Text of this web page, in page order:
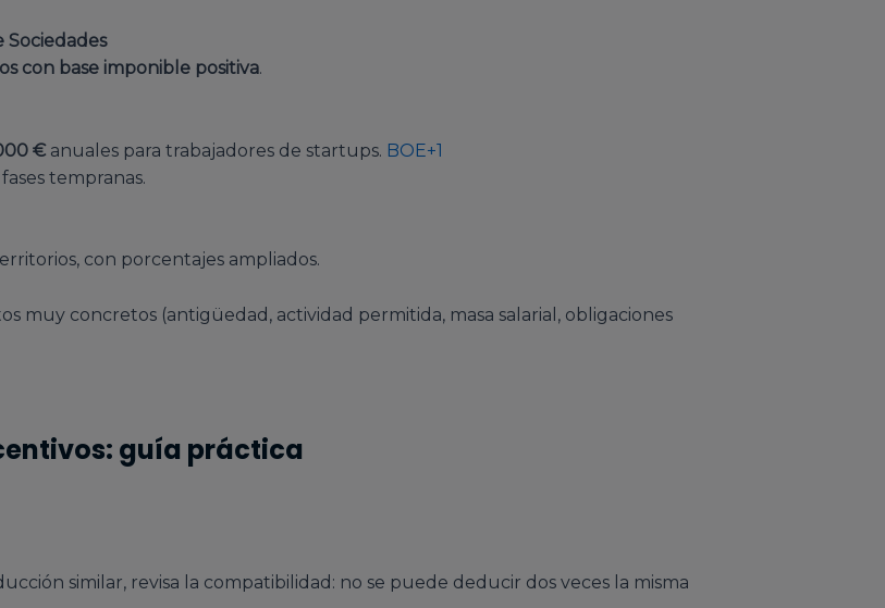
Sociedades
con base imponible positiva.
€anuales para trabajadores de startups. BOE+1
tempranas.
con porcentajes ampliados.
muy concretos (antigüedad, actividad permitida, masa salarial, obligaciones
guía práctica
similar, revisa la compatibilidad: no se puede deducir dos veces la misma